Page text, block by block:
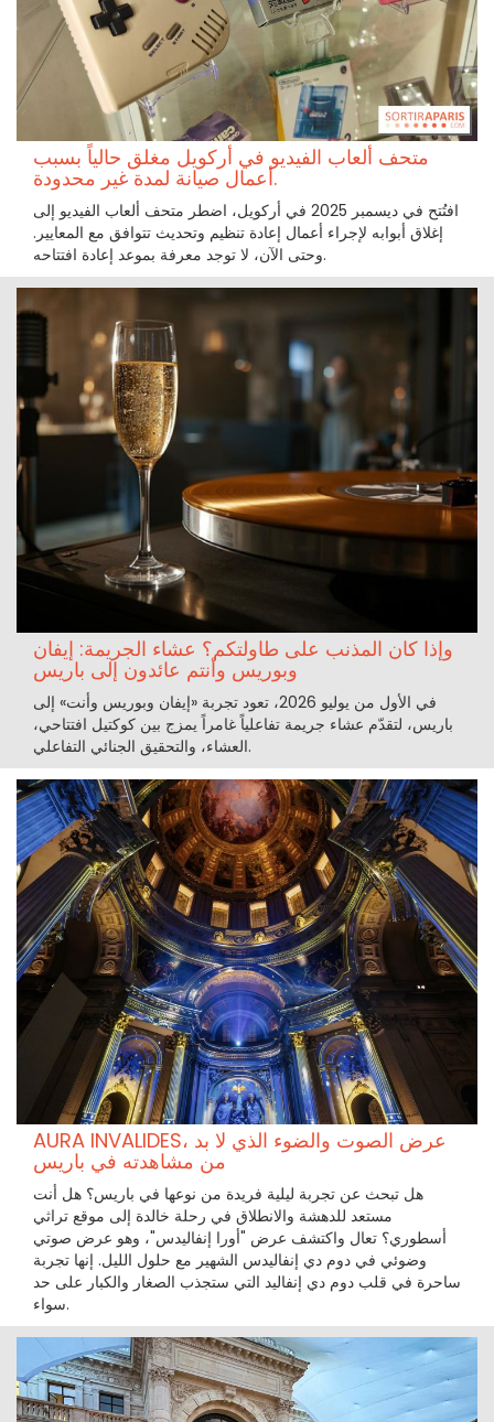
متحف ألعاب الفيديو في أركويل مغلق حالياً بسبب
أعمال صيانة لمدة غير محدودة.
افتُتح في ديسمبر 2025 في أركويل، اضطر متحف ألعاب الفيديو إلى
إغلاق أبوابه لإجراء أعمال إعادة تنظيم وتحديث تتوافق مع المعايير.
وحتى الآن، لا توجد معرفة بموعد إعادة افتتاحه.
وإذا كان المذنب على طاولتكم؟ عشاء الجريمة: إيفان
وبوريس وأنتم عائدون إلى باريس
في الأول من يوليو 2026، تعود تجربة «إيفان وبوريس وأنت» إلى
باريس، لتقدّم عشاء جريمة تفاعلياً غامراً يمزج بين كوكتيل افتتاحي،
العشاء، والتحقيق الجنائي التفاعلي.
AURA INVALIDES، عرض الصوت والضوء الذي لا بد
من مشاهدته في باريس
هل تبحث عن تجربة ليلية فريدة من نوعها في باريس؟ هل أنت
مستعد للدهشة والانطلاق في رحلة خالدة إلى موقع تراثي
أسطوري؟ تعال واكتشف عرض "أورا إنفاليدس"، وهو عرض صوتي
وضوئي في دوم دي إنفاليدس الشهير مع حلول الليل. إنها تجربة
ساحرة في قلب دوم دي إنفاليد التي ستجذب الصغار والكبار على حد
سواء.